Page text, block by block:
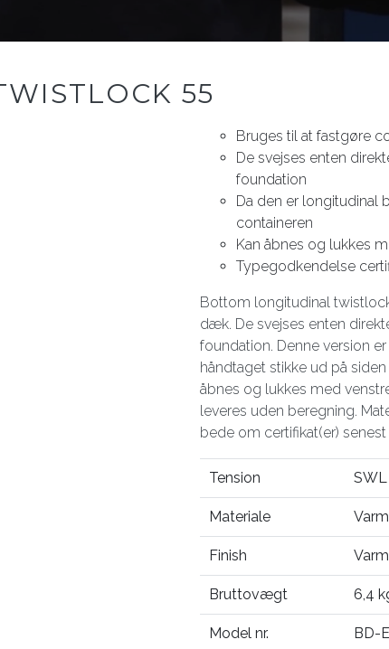
55
Bruges til at fastgøre
De svejses enten
foundation
Da den er longitudinal
containeren
Kan åbnes og lukkes
Typegodkendelse
Bottom longitudinal
dæk. De svejses enten
foundation. Denne version
håndtaget stikke ud på
åbnes og lukkes med
leveres uden beregning.
bede om certifikat(er)
Tension
Materiale
Finish
Bruttovægt 6,4
Model nr. BD-